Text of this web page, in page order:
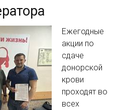
Ежегодные
акции по
сдаче
донорской
крови
проходят во
всех